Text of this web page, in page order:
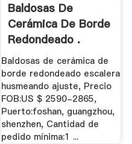
Baldosas De
Cerámica De Borde
Redondeado .
Baldosas de cerámica de
borde redondeado escalera
husmeando ajuste, Precio
FOB:US $ 2590-2865,
Puerto:foshan, guangzhou,
shenzhen, Cantidad de
pedido mínima:1 ...